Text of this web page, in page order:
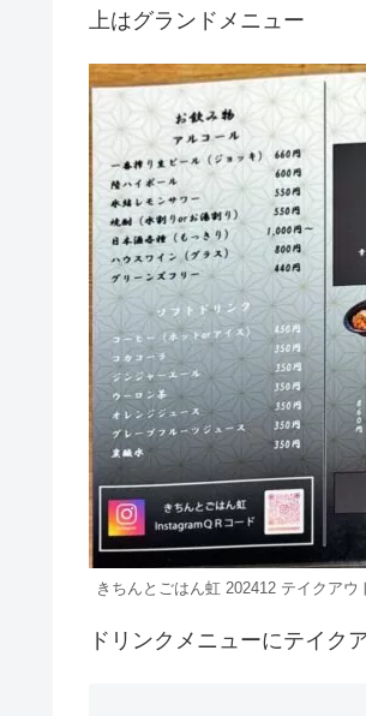
上はグランドメニュー
きちんとごはん虹 202412 テイクアウ
ドリンクメニューにテイク